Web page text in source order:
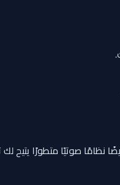
صوتيًا متطورًا يتيح